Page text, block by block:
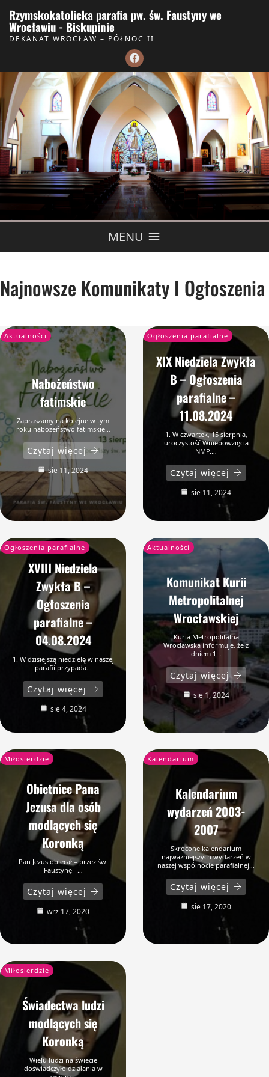
Rzymskokatolicka parafia pw. św. Faustyny we
Wrocławiu - Biskupinie
DEKANAT WROCŁAW – PÓŁNOC II
MENU
Najnowsze Komunikaty I Ogłoszenia
Aktualności
Nabożeństwo
fatimskie
Zapraszamy na kolejne w tym
roku nabożeństwo fatimskie…
Czytaj więcej
sie 11, 2024
Ogłoszenia parafialne
XIX Niedziela Zwykła
B – Ogłoszenia
parafialne –
11.08.2024
1. W czwartek, 15 sierpnia,
uroczystość Wniebowzięcia
NMP.…
Czytaj więcej
sie 11, 2024
Ogłoszenia parafialne
XVIII Niedziela
Zwykła B –
Ogłoszenia
parafialne –
04.08.2024
1. W dzisiejszą niedzielę w naszej
parafii przypada…
Czytaj więcej
sie 4, 2024
Aktualności
Komunikat Kurii
Metropolitalnej
Wrocławskiej
Kuria Metropolitalna
Wrocławska informuje, że z
dniem 1…
Czytaj więcej
sie 1, 2024
Miłosierdzie
Obietnice Pana
Jezusa dla osób
modlących się
Koronką
Pan Jezus obiecał – przez św.
Faustynę –…
Czytaj więcej
wrz 17, 2020
Kalendarium
Kalendarium
wydarzeń 2003-
2007
Skrócone kalendarium
najważniejszych wydarzeń w
naszej wspólnocie parafialnej…
Czytaj więcej
sie 17, 2020
Miłosierdzie
Świadectwa ludzi
modlących się
Koronką
Wielu ludzi na świecie
doświadczyło działania w